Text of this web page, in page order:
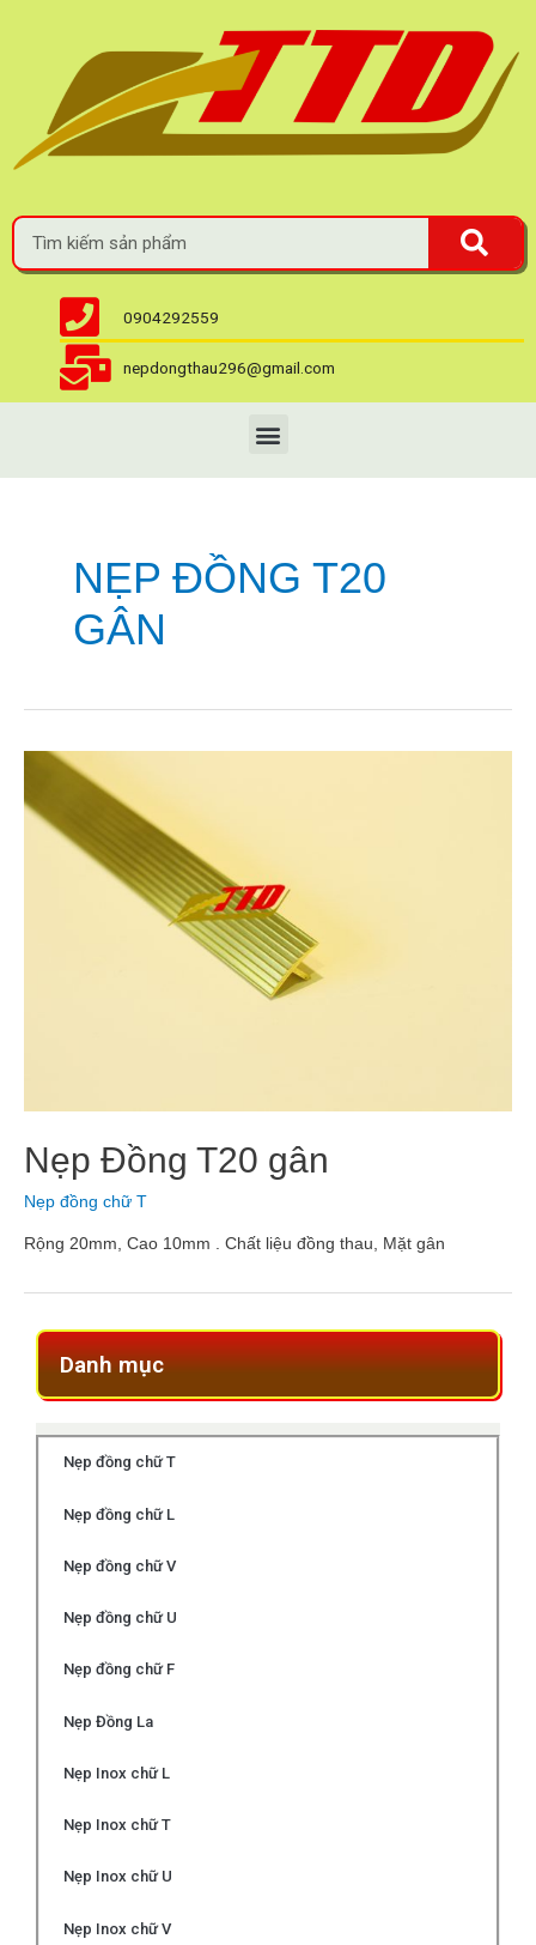
0904292559
nepdongthau296@gmail.com
Danh mục
Nẹp đồng chữ T
Nẹp đồng chữ L
Nẹp đồng chữ V
Nẹp đồng chữ U
Nẹp đồng chữ F
Nẹp Đồng La
Nẹp Inox chữ L
Nẹp Inox chữ T
Nẹp Inox chữ U
Nẹp Inox chữ V
NẸP ĐỒNG T20
GÂN
Nẹp Đồng T20 gân
Nẹp đồng chữ T
Rộng 20mm, Cao 10mm . Chất liệu đồng thau, Mặt gân